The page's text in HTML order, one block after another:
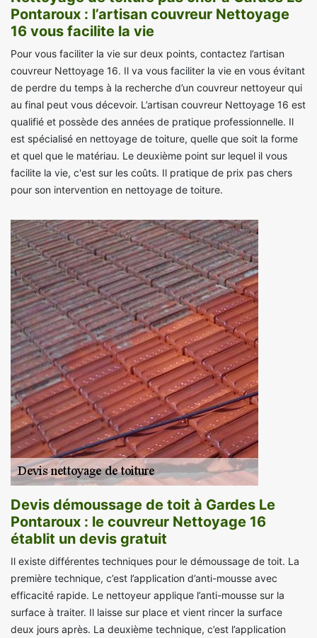
Pontaroux : l’artisan couvreur Nettoyage
16 vous facilite la vie
Pour vous faciliter la vie sur deux points, contactez l’artisan
couvreur Nettoyage 16. Il va vous faciliter la vie en vous évitant
de perdre du temps à la recherche d’un couvreur nettoyeur qui
au final peut vous décevoir. L’artisan couvreur Nettoyage 16 est
qualifié et possède des années de pratique professionnelle. Il
est spécialisé en nettoyage de toiture, quelle que soit la forme
et quel que le matériau. Le deuxième point sur lequel il vous
facilite la vie, c'est sur les coûts. Il pratique de prix pas chers
pour son intervention en nettoyage de toiture.
Devis démoussage de toit à Gardes Le
Pontaroux : le couvreur Nettoyage 16
établit un devis gratuit
Il existe différentes techniques pour le démoussage de toit. La
première technique, c’est l’application d’anti-mousse avec
efficacité rapide. Le nettoyeur applique l’anti-mousse sur la
surface à traiter. Il laisse sur place et vient rincer la surface
deux jours après. La deuxième technique, c’est l’application